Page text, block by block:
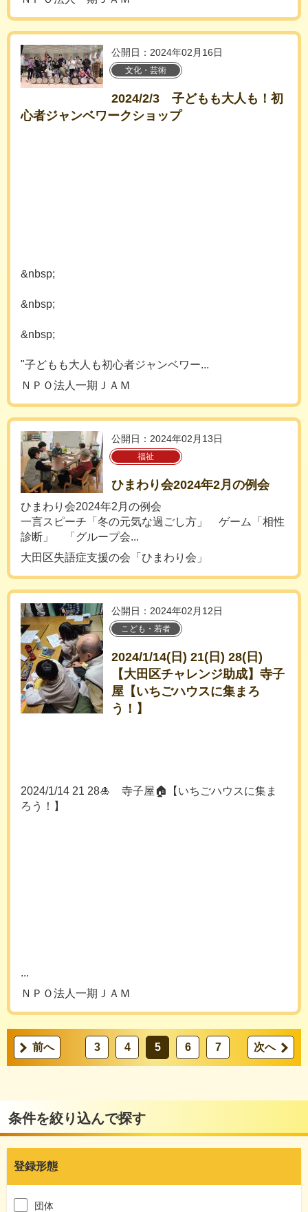
公開日：2024年02月16日
文化・芸術
2024/2/3 子どもも大人も！初
心者ジャンベワークショップ
&nbsp;
&nbsp;
&nbsp;
"子どもも大人も初心者ジャンベワー...
ＮＰＯ法人一期ＪＡＭ
公開日：2024年02月13日
福祉
ひまわり会2024年2月の例会
ひまわり会2024年2月の例会
一言スピーチ「冬の元気な過ごし方」 ゲーム「相性
診断」 「グループ会...
大田区失語症支援の会「ひまわり会」
公開日：2024年02月12日
こども・若者
2024/1/14(日) 21(日) 28(日)
【大田区チャレンジ助成】寺子
屋【いちごハウスに集まろ
う！】
2024/1/14 21 28🎍 寺子屋🏠【いちごハウスに集ま
ろう！】
...
ＮＰＯ法人一期ＪＡＭ
前へ 3 4 5 6 7 次へ
条件を絞り込んで探す
登録形態
団体